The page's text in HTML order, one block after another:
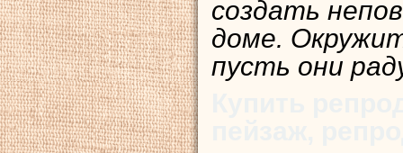
создать
доме.
пусть они